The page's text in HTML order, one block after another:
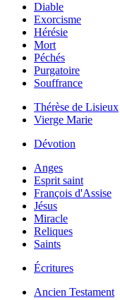
Diable
Exorcisme
Hérésie
Mort
Péchés
Purgatoire
Souffrance
Thérèse de Lisieux
Vierge Marie
Dévotion
Anges
Esprit saint
François d'Assise
Jésus
Miracle
Reliques
Saints
Écritures
Ancien Testament